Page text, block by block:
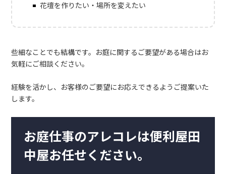
花壇を作りたい・場所を変えたい
些細なことでも結構です。お庭に関するご要望がある場合はお
気軽にご相談ください。
経験を活かし、お客様のご要望にお応えできるようご提案いた
します。
お庭仕事のアレコレは便利屋田
中屋お任せください。